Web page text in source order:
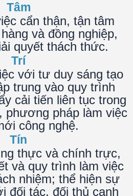
Tâm
cẩn thận, tận tâm
và đồng nghiệp,
quyết thách thức.
Trí
với tư duy sáng tạo
trung vào quy trình
cải tiến liên tục trong
phương pháp làm việc
công nghệ.
Tín
thực và chính trực,
và quy trình làm việc
nhiệm; thể hiện sự
đối tác, đối thủ cạnh